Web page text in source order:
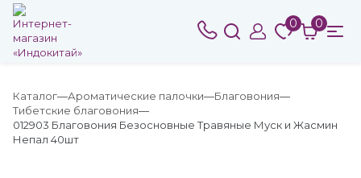
0 0
Каталог Ароматические палочки
Благовония
Тибетские благовония
012903 Благовония Безосновные Травяные Муск и Жасмин
Непал 40шт